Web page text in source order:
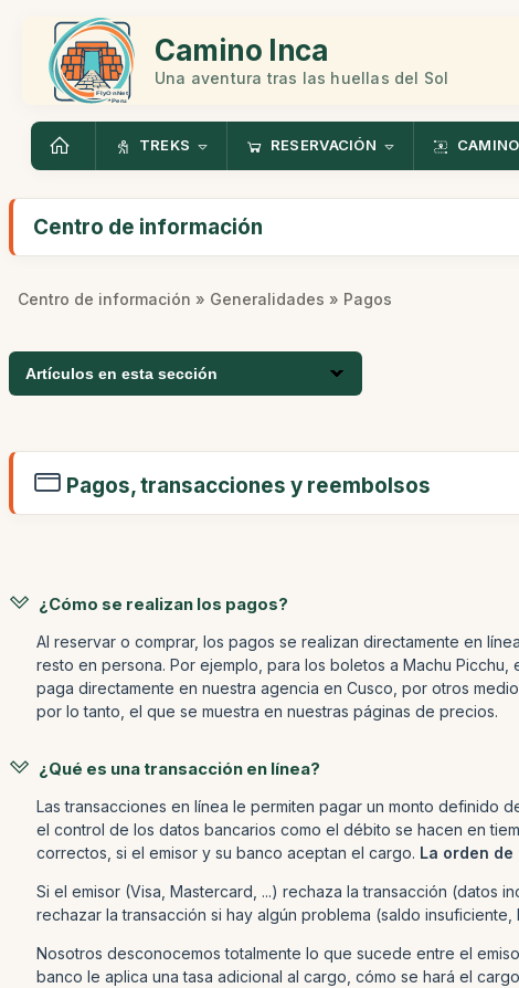
Camino Inca
Una aventura tras las huellas del Sol
TREKS RESERVACIÓN
Centro de información
Centro de información » Generalidades » Pagos
Artículos en esta sección
Pagos, transacciones y reembolsos
¿Cómo se realizan los pagos?
Al reservar o comprar, los pagos se realizan directamente en
resto en persona. Por ejemplo, para los boletos a Machu
paga directamente en nuestra agencia en Cusco, por otros
por lo tanto, el que se muestra en nuestras páginas de precios.
¿Qué es una transacción en línea?
Las transacciones en línea le permiten pagar un monto definido
el control de los datos bancarios como el débito se hacen en
correctos, si el emisor y su banco aceptan el cargo. La orden
Si el emisor (Visa, Mastercard, ...) rechaza la transacción (datos
rechazar la transacción si hay algún problema (saldo
Nosotros desconocemos totalmente lo que sucede entre el
banco le aplica una tasa adicional al cargo, cómo se hará el